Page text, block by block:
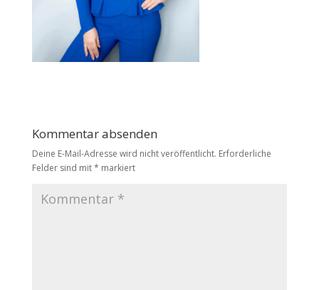
Kommentar absenden
Deine E-Mail-Adresse wird nicht veröffentlicht. Erforderliche
Felder sind mit* markiert